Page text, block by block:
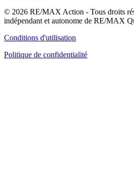
© 2026 RE/MAX Action - Tous droits
indépendant et autonome de RE/MAX
Conditions d'utilisation
Politique de confidentialité